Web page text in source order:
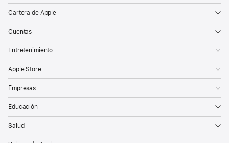
Cartera de Apple
Cuentas
Entretenimiento
Apple Store
Empresas
Educación
Salud